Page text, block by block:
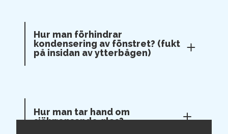
Hur man förhindrar
kondensering av fönstret? (fukt
på insidan av ytterbågen)
Hur man tar hand om
självrensande glas?